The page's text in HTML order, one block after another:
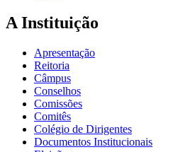
A Instituição
Apresentação
Reitoria
Câmpus
Conselhos
Comissões
Comitês
Colégio de Dirigentes
Documentos Institucionais